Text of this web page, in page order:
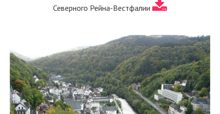
Северного Рейна-Вестфалии